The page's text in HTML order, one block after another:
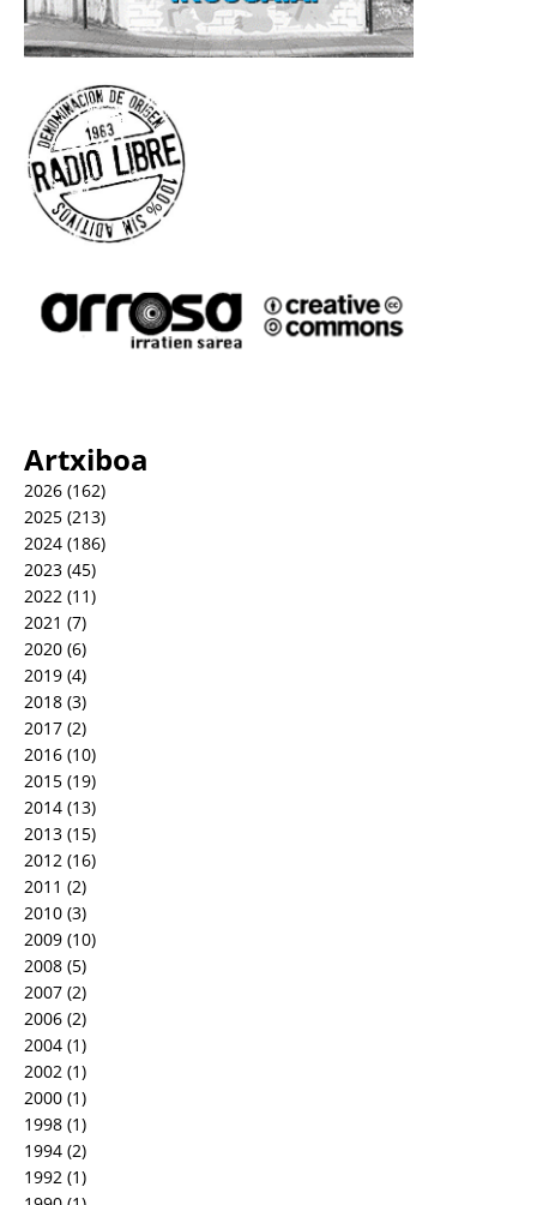
Artxiboa
2026 (162)
2025 (213)
2024 (186)
2023 (45)
2022 (11)
2021 (7)
2020 (6)
2019 (4)
2018 (3)
2017 (2)
2016 (10)
2015 (19)
2014 (13)
2013 (15)
2012 (16)
2011 (2)
2010 (3)
2009 (10)
2008 (5)
2007 (2)
2006 (2)
2004 (1)
2002 (1)
2000 (1)
1998 (1)
1994 (2)
1992 (1)